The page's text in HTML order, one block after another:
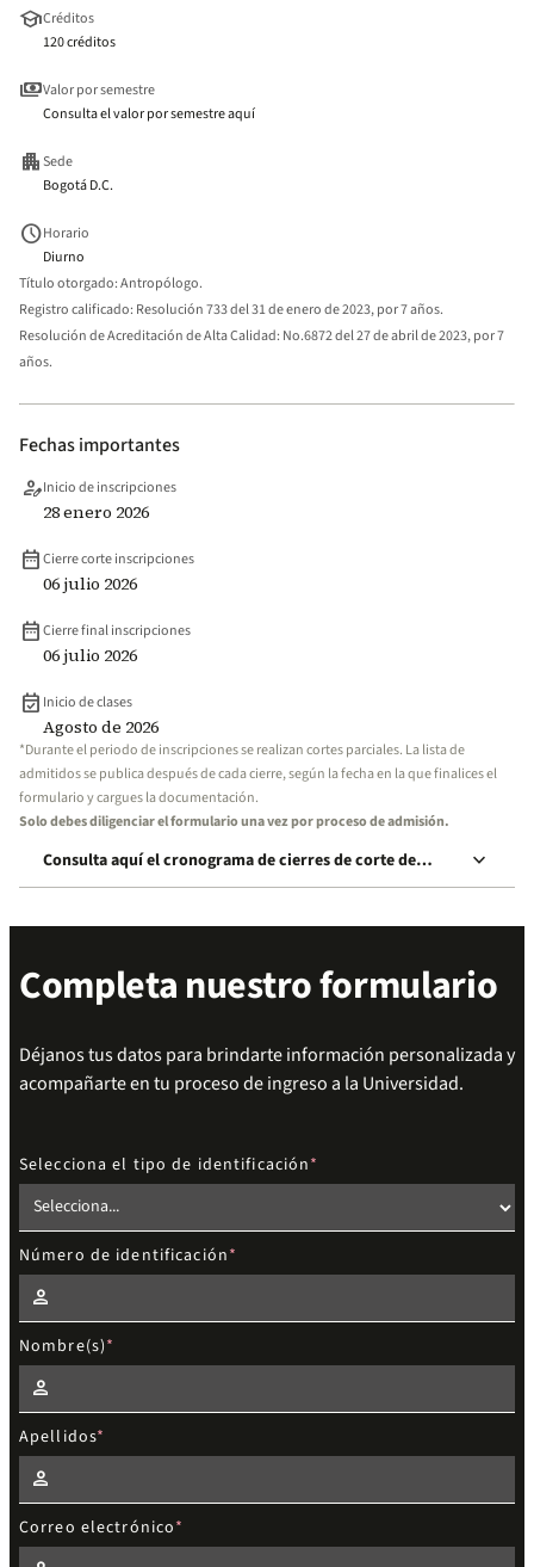
schoolCréditos
120 créditos
paymentsValor por semestre
Consulta el valor por semestre aquí
apartmentSede
Bogotá D.C.
scheduleHorario
Diurno
Título otorgado:Antropólogo.
Registro calificado: Resolución 733 del 31 de enero de 2023, por 7 años.
Resolución de Acreditación de Alta Calidad: No.6872 del 27 de abril de 2023, por 7
años.
Fechas importantes
person_editInicio de inscripciones
28 enero 2026
date_rangeCierre corte inscripciones
06 julio 2026
date_rangeCierre final inscripciones
06 julio 2026
event_available Inicio de clases
Agosto de 2026
*Durante el periodo de inscripciones se realizan cortes parciales. La lista de
admitidos se publica después de cada cierre, según la fecha en la que finalices el
formulario y cargues la documentación.
Solo debes diligenciar el formulario una vez por proceso de admisión.
Consulta aquí el cronograma de cierres de corte de
inscripción
keyboard_arrow_down
Completa nuestro formulario
Déjanos tus datos para brindarte información personalizada y
acompañarte en tu proceso de ingreso a la Universidad.
Selecciona el tipo de identificación
Número de identificación
Nombre(s)
Apellidos
Correo electrónico